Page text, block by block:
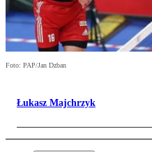
Foto: PAP/Jan Dzban
Łukasz Majchrzyk